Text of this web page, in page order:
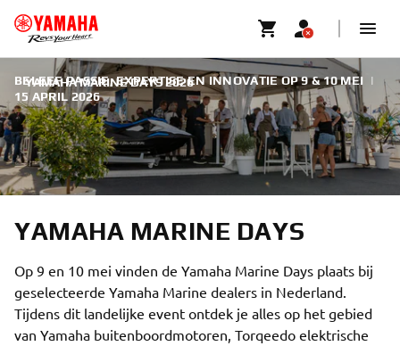
YAMAHA MARINE DAYS 2026
BELEEF PASSIE, EXPERTISE EN INNOVATIE OP 9 & 10 MEI
|
15 APRIL 2026
YAMAHA MARINE DAYS
Op 9 en 10 mei vinden de Yamaha Marine Days plaats bij
geselecteerde Yamaha Marine dealers in Nederland.
Tijdens dit landelijke event ontdek je alles op het gebied
van Yamaha buitenboordmotoren, Torqeedo elektrische